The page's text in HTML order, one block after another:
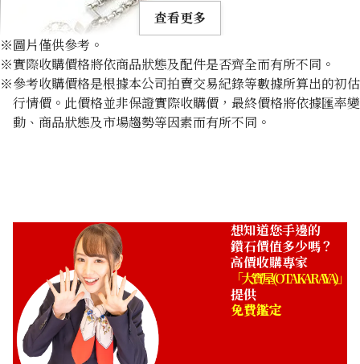
Chopard Happy Diamond Pendant Top Necklace
查看更多
※圖片僅供參考。
※實際收購價格將依商品狀態及配件是否齊全而有所不同。
※參考收購價格是根據本公司拍賣交易紀錄等數據所算出的初估
行情價。此價格並非保證實際收購價，最終價格將依據匯率變
動、商品狀態及市場趨勢等因素而有所不同。
想知道您手邊的
鑽石價值多少嗎？
高價收購專家
「大寶屋 (OTAKARAYA)」
提供
免費鑑定